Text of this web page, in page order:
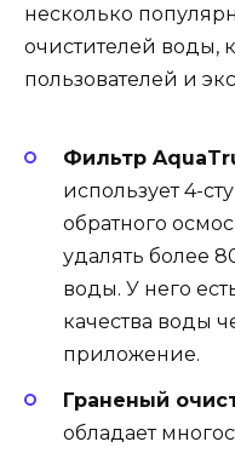
несколько
очистителей воды,
пользователей и
Фильтр
использует 4-
обратного
удалять более
воды. У него
качества воды
приложение.
Граненый
обладает